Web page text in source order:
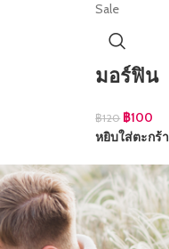
Sale
มอร์ฟิน
฿120 ฿100
หยิบใส่ตะกร้า